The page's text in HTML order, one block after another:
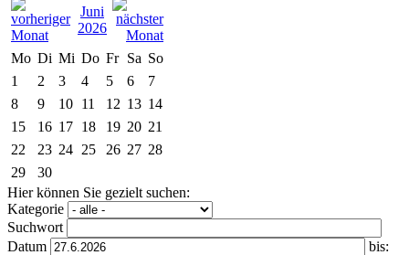
Juni
2026
Mo Di Mi Do Fr Sa So
1
2 3 4 5 6
7
8
9 10 11 12 13 14
15
16 17 18 19 20 21
22
23 24 25 26 27 28
29
30
Hier können Sie gezielt suchen:
Kategorie
Suchwort
Datum
bis: